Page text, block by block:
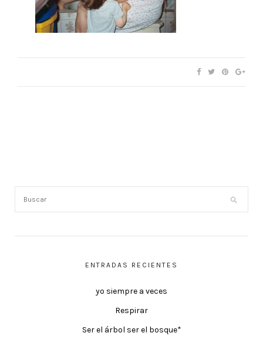
ENTRADAS RECIENTES
yo siempre a veces
Respirar
Ser el árbol ser el bosque*